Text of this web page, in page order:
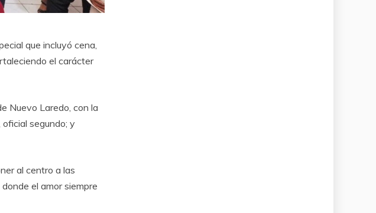
que incluyó cena,
el carácter
Nuevo Laredo, con la
segundo; y
al centro a las
el amor siempre